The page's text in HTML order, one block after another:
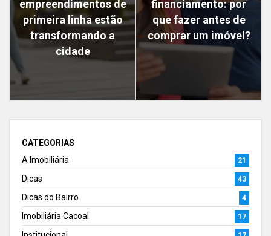
empreendimentos de
primeira linha estão
transformando a
cidade
financiamento: por
que fazer antes de
comprar um imóvel?
CATEGORIAS
A Imobiliária
21
Dicas 43
Dicas do Bairro 4
Imobiliária Cacoal 17